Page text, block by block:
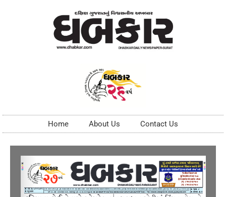
Home About Us Contact Us